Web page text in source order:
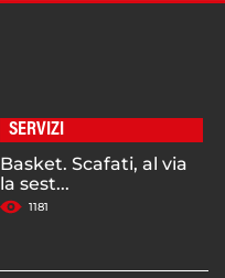
SERVIZI
Basket. Scafati, al via
la sest...
1181